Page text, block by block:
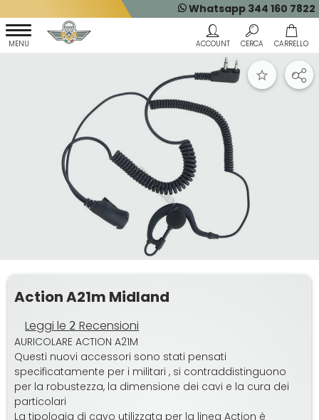
Whatsapp 344 160 7822
Action A21m Midland
Leggi le 2 Recensioni
AURICOLARE ACTION A21M
Questi nuovi accessori sono stati pensati
specificatamente per i militari , si contraddistinguono
per la robustezza, la dimensione dei cavi e la cura dei
particolari
La tipologia di cavo utilizzata per la linea Action è